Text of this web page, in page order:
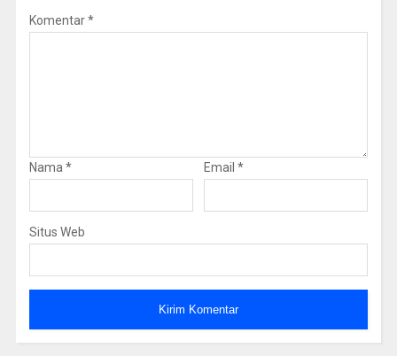
Komentar*
Nama * Email *
Situs Web